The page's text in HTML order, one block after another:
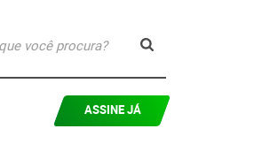
ASSINE JÁ